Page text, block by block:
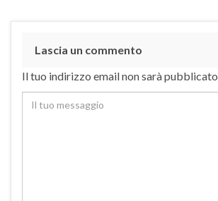
Lascia un commento
Il tuo indirizzo email non sarà pubblicato.